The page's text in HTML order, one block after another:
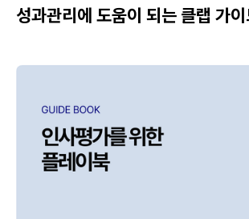
성과관리에 도움이 되는 클랩 가